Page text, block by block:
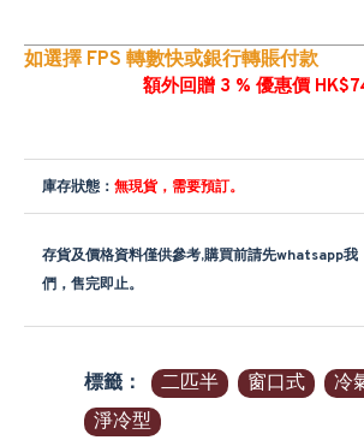
如選擇 FPS 轉數快或銀行轉賬付款
額外回贈 3 % 優惠價
庫存狀態： 無現貨，需要預訂。
存貨及價格資料僅供參考,購買前請先whatsapp我
們，售完即止。
標籤： 二匹半 窗口式 冷
淨冷型